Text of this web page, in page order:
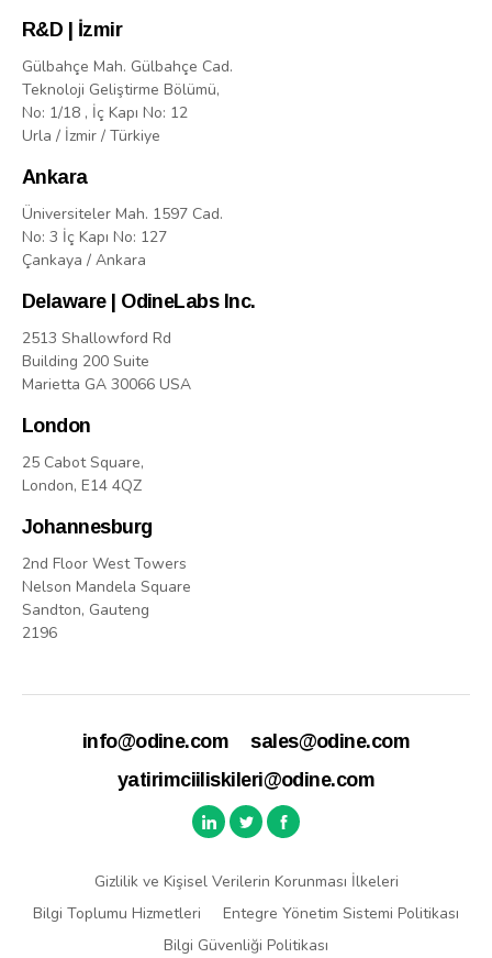
R&D | İzmir
Gülbahçe Mah. Gülbahçe Cad.
Teknoloji Geliştirme Bölümü,
No: 1/18 , İç Kapı No: 12
Urla / İzmir / Türkiye
Ankara
Üniversiteler Mah. 1597 Cad.
No: 3 İç Kapı No: 127
Çankaya / Ankara
Delaware | OdineLabs Inc.
2513 Shallowford Rd
Building 200 Suite
Marietta GA 30066 USA
London
25 Cabot Square,
London, E14 4QZ
Johannesburg
2nd Floor West Towers
Nelson Mandela Square
Sandton, Gauteng
2196
info@odine.com
sales@odine.com
yatirimciiliskileri@odine.com
Gizlilik ve Kişisel Verilerin Korunması İlkeleri
Bilgi Toplumu Hizmetleri
Entegre Yönetim Sistemi Politikası
Bilgi Güvenliği Politikası